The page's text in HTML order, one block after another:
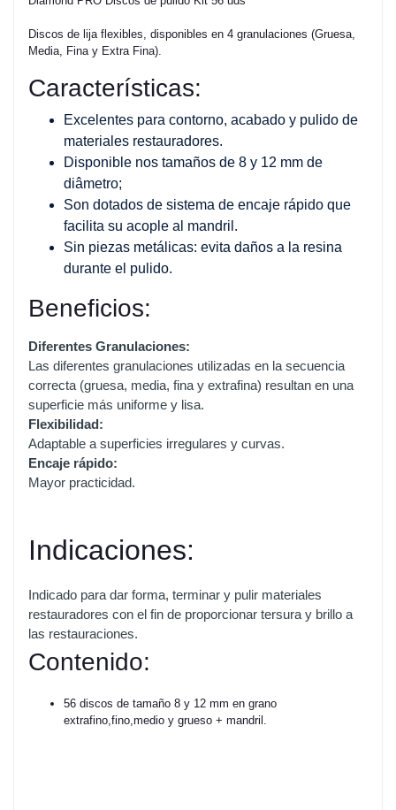
Discos de lija flexibles, disponibles en 4 granulaciones (Gruesa,
Media, Fina y Extra Fina).
Características:
Excelentes para contorno, acabado y pulido de
materiales restauradores.
Disponible nos tamaños de 8 y 12 mm de
diâmetro;
Son dotados de sistema de encaje rápido que
facilita su acople al mandril.
Sin piezas metálicas: evita daños a la resina
durante el pulido.
Beneficios:
Diferentes Granulaciones:
Las diferentes granulaciones utilizadas en la secuencia
correcta (gruesa, media, fina y extrafina) resultan en una
superficie más uniforme y lisa.
Flexibilidad:
Adaptable a superficies irregulares y curvas.
Encaje rápido:
Mayor practicidad.
Indicaciones:
Indicado para dar forma, terminar y pulir materiales
restauradores con el fin de proporcionar tersura y brillo a
las restauraciones.
Contenido:
56 discos de tamaño 8 y 12 mm en grano
extrafino,fino,medio y grueso + mandril.